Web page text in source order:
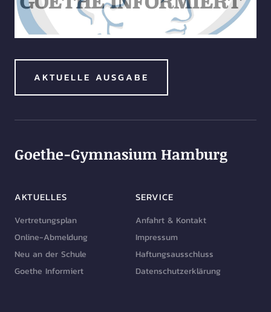
AKTUELLE AUSGABE
Goethe-Gymnasium Hamburg
AKTUELLES
Vertretungsplan
Online-Abmeldung
Neu an der Schule
Goethe Informiert
SERVICE
Anfahrt & Kontakt
Impressum
Haftungsausschluss
Datenschutzerklärung